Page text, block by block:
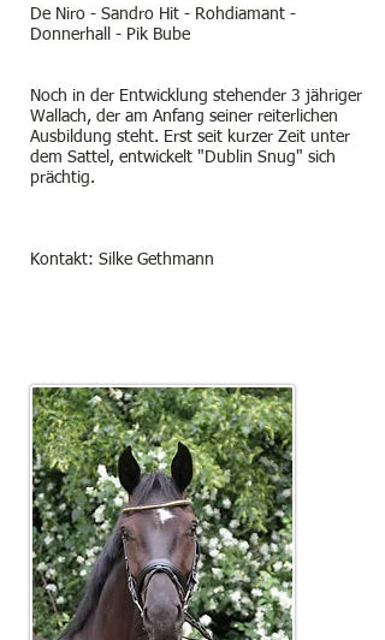
De Niro - Sandro Hit - Rohdiamant -
Donnerhall - Pik Bube
Noch in der Entwicklung stehender 3 jähriger
Wallach, der am Anfang seiner reiterlichen
Ausbildung steht. Erst seit kurzer Zeit unter
dem Sattel, entwickelt "Dublin Snug" sich
prächtig.
Kontakt: Silke Gethmann